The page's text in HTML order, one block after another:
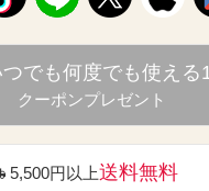
つでも何度でも使える
クーポンプレゼント
5,500円以上送料無料